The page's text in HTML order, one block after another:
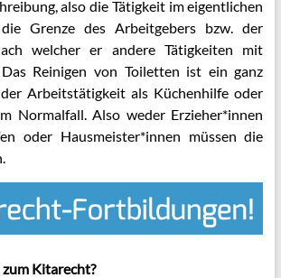
also die Tätigkeit im eigentlichen
Grenze des Arbeitgebers bzw. der
welcher er andere Tätigkeiten mit
Reinigen von Toiletten ist ein ganz
Arbeitstätigkeit als Küchenhilfe oder
Normalfall. Also weder Erzieher*innen
oder Hausmeister*innen müssen die
zum Kitarecht?